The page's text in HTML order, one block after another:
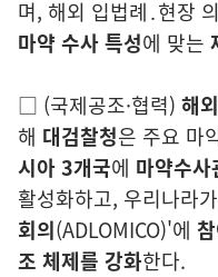
며, 해외 입법례․현장
마약 수사 특성에 맞는
□ (국제공조·협력) 해
해 대검찰청은 주요 마
시아 3개국에 마약수사
활성화하고, 우리나라
회의(ADLOMICO)'에
조 체제를 강화한다.